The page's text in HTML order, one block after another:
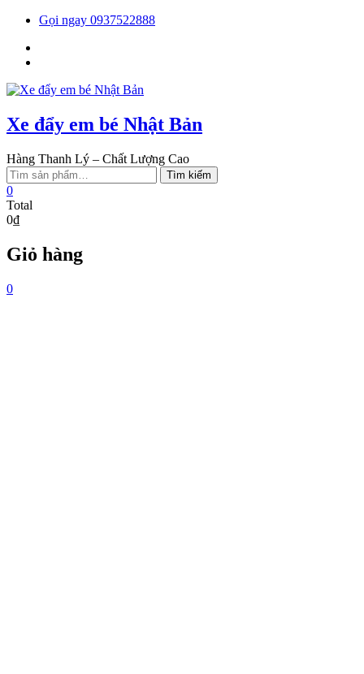
Skip
content
Gọi ngay 0937522888
Xe đẩy em bé Nhật Bản
Hàng Thanh Lý – Chất Lượng Cao
Tìm
kiếm:
Tìm kiếm
0
Total
0₫
Giỏ hàng
0